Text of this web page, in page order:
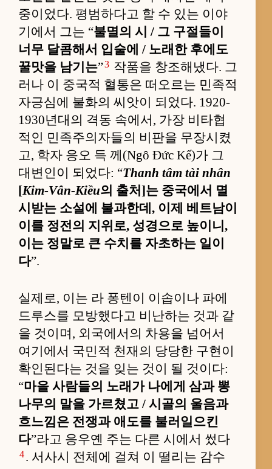
중이었다. 평범하다고 할 수 있는 이야
기에서 그는 “불멸의 시 / 그 구절들이
너무 달콤해서 입술에 / 노래한 후에도
꿀맛을 남기는”3 작품을 창조해냈다. 그
러나 이 중국적 혈통은 떠오르는 민족적
자긍심에 불화의 씨앗이 되었다. 1920-
1930년대의 격동 속에서, 가장 비타협
적인 민족주의자들의 비판을 무장시켰
고, 학자 응오 득 께(Ngô Đức Kế)가 그
대변인이 되었다: “Thanh tâm tài nhân
[Kim-Vân-Kiều의 출처]는 중국에서 멸
시받는 소설에 불과한데, 이제 베트남이
이를 정전의 지위로, 성경으로 높이니,
이는 정말로 큰 수치를 자초하는 일이
다”.
실제로, 이는 라 퐁텐이 이솝이나 파에
드루스를 모방했다고 비난하는 것과 같
을 것이며, 외국에서의 차용을 넘어서
여기에서 국민적 천재의 당당한 구현이
확인된다는 것을 잊는 것이 될 것이다:
“마을 사람들의 노래가 나에게 삼과 뽕
나무의 말을 가르쳤고 / 시골의 울음과
흐느낌은 전쟁과 애도를 불러일으킨
다”라고 응우옌 주는 다른 시에서 썼다
4. 서사시 전체에 걸쳐 이 떨리는 감수